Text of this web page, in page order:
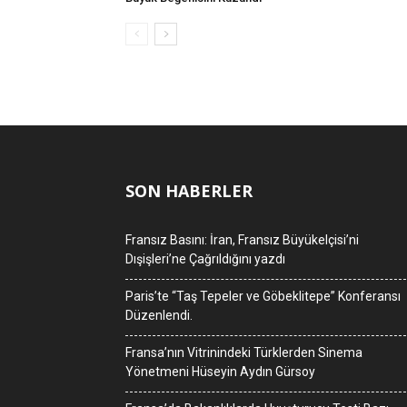
SON HABERLER
Fransız Basını: İran, Fransız Büyükelçisi’ni
Dışişleri’ne Çağrıldığını yazdı
Paris’te “Taş Tepeler ve Göbeklitepe” Konferansı
Düzenlendi.
Fransa’nın Vitrinindeki Türklerden Sinema
Yönetmeni Hüseyin Aydın Gürsoy